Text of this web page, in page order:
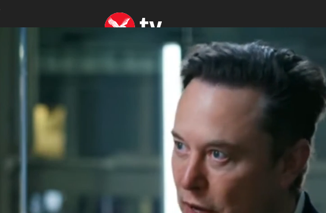
azar sobre la barriga de su compañero multimillonario
Microsoft
valor estimado de cerca de US$300 mil millones,
de un emoji de hombre embarazado, y escribió en la
una erección rápido”.
del magnate deTesla
de que las capturas de
él y Gates eran, de hecho, auténticas. Escribió en
comprar— que no había filtrado personalmente los
obtenido de “amigos de amigos”.